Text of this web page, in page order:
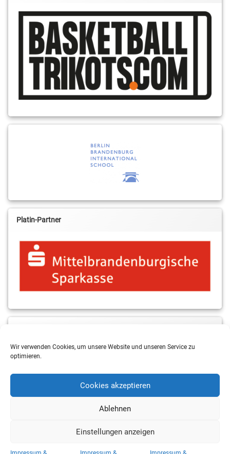
Wir verwenden Cookies, um unsere Website und unseren Service zu
optimieren.
Cookies akzeptieren
Ablehnen
Einstellungen anzeigen
Platin-Partner